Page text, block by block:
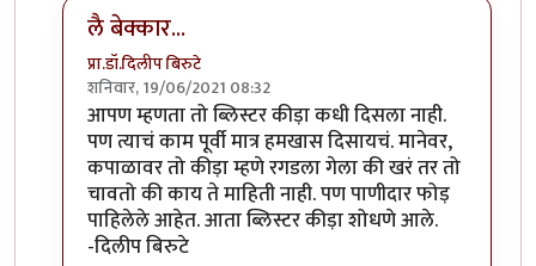
लै बेक्कार...
प्रा.डॉ.दिलीप बिरुटे
शनिवार, 19/06/2021 08:32
In reply toब्लिस्टर नावाचा किडा होता,तोbyआग्या१९९०
आपण म्हणता तो ब्लिस्टर कीड़ा कधी दिसला नाही.
पण त्याचं काम पूर्वी मात्र हमखास दिसायचं. मानेवर,
कपाळावर तो कीड़ा म्हणे रगडला गेला की खरं तर तो
चावतो की काय ते माहिती नाही. पण पाणीदार फोड़
पाहिलेले आहेत. आता ब्लिस्टर कीड़ा शोधणे आले.
-दिलीप बिरुटे